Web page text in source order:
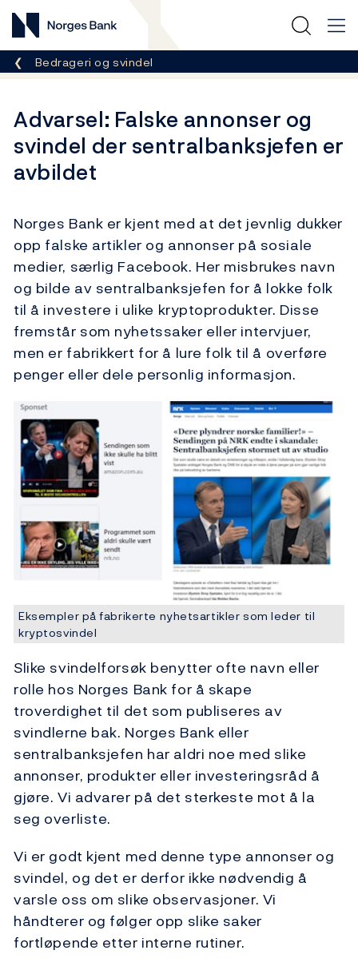
Norges Bank
Her er du nå:
Bedrageri og svindel
Advarsel: Falske annonser og
svindel der sentralbanksjefen er
avbildet
Norges Bank er kjent med at det jevnlig dukker
opp falske artikler og annonser på sosiale
medier, særlig Facebook. Her misbrukes navn
og bilde av sentralbanksjefen for å lokke folk
til å investere i ulike kryptoprodukter. Disse
fremstår som nyhetssaker eller intervjuer,
men er fabrikkert for å lure folk til å overføre
penger eller dele personlig informasjon.
Eksempler på fabrikerte nyhetsartikler som leder til
kryptosvindel
Slike svindelforsøk benytter ofte navn eller
rolle hos Norges Bank for å skape
troverdighet til det som publiseres av
svindlerne bak. Norges Bank eller
sentralbanksjefen har aldri noe med slike
annonser, produkter eller investeringsråd å
gjøre. Vi advarer på det sterkeste mot å la
seg overliste.
Vi er godt kjent med denne type annonser og
svindel, og det er derfor ikke nødvendig å
varsle oss om slike observasjoner. Vi
håndterer og følger opp slike saker
fortløpende etter interne rutiner.